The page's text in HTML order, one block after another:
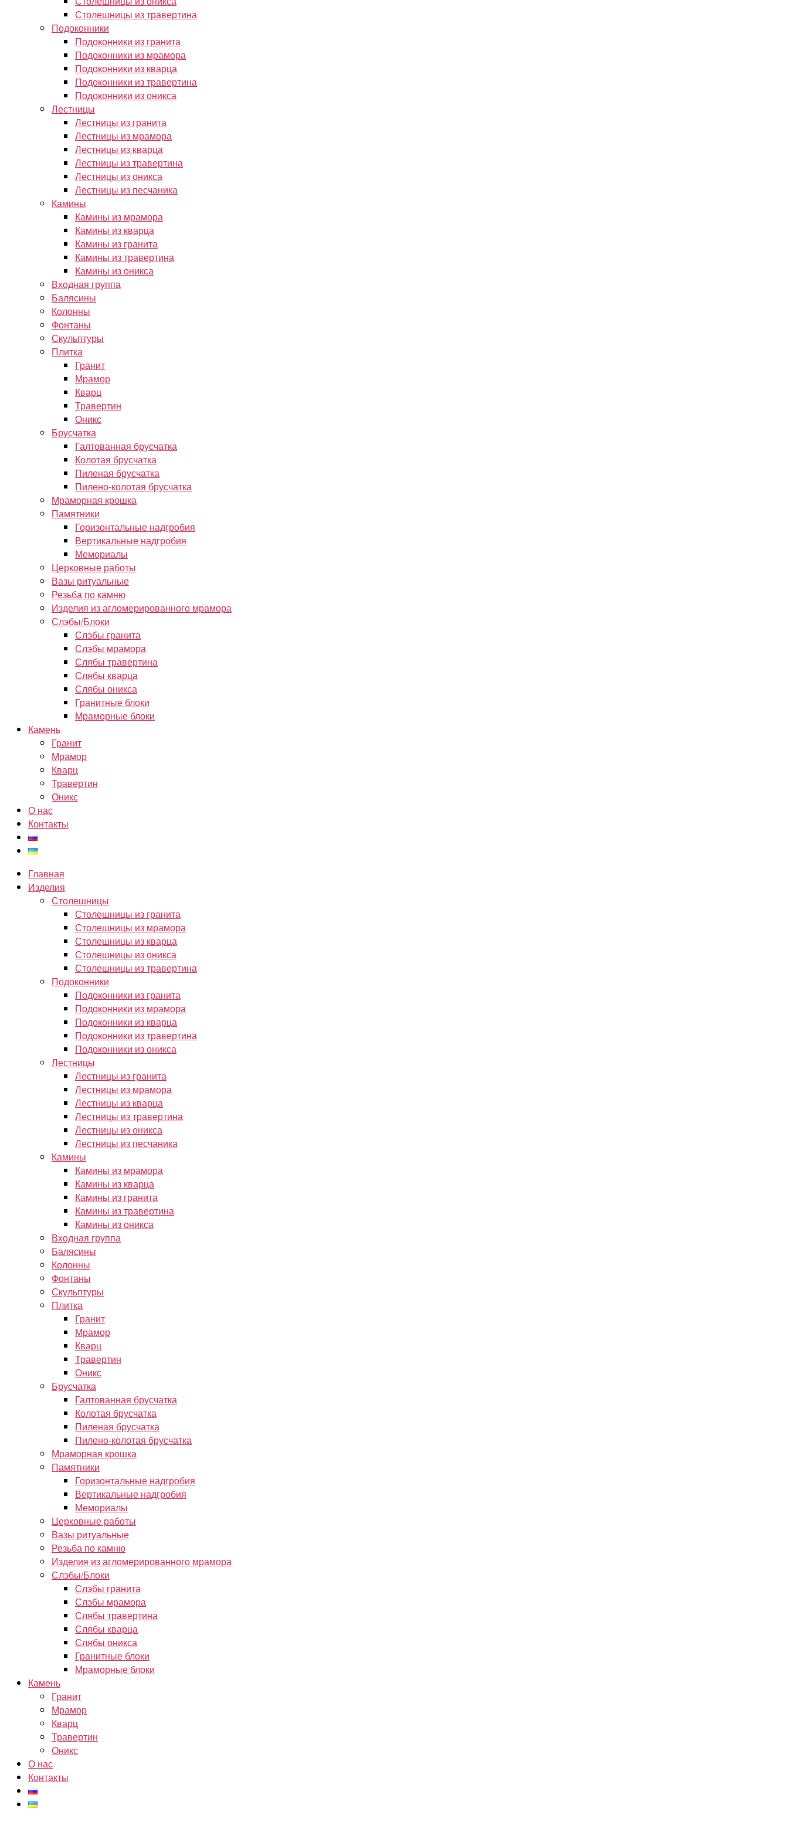
Столешницы из травертина
Подоконники
Подоконники из гранита
Подоконники из мрамора
Подоконники из кварца
Подоконники из травертина
Подоконники из оникса
Лестницы
Лестницы из гранита
Лестницы из мрамора
Лестницы из кварца
Лестницы из травертина
Лестницы из оникса
Лестницы из песчаника
Камины
Камины из мрамора
Камины из кварца
Камины из гранита
Камины из травертина
Камины из оникса
Входная группа
Балясины
Колонны
Фонтаны
Скульптуры
Плитка
Гранит
Мрамор
Кварц
Травертин
Оникс
Брусчатка
Галтованная брусчатка
Колотая брусчатка
Пиленая брусчатка
Пилено-колотая брусчатка
Мраморная крошка
Памятники
Горизонтальные надгробия
Вертикальные надгробия
Мемориалы
Церковные работы
Вазы ритуальные
Резьба по камню
Изделия из агломерированного мрамора
Слэбы/Блоки
Слэбы гранита
Слэбы мрамора
Слябы травертина
Слябы кварца
Слябы оникса
Гранитные блоки
Мраморные блоки
Камень
Гранит
Мрамор
Кварц
Травертин
Оникс
О нас
Контакты
Главная
Изделия
Столешницы
Столешницы из гранита
Столешницы из мрамора
Столешницы из кварца
Столешницы из оникса
Столешницы из травертина
Подоконники
Подоконники из гранита
Подоконники из мрамора
Подоконники из кварца
Подоконники из травертина
Подоконники из оникса
Лестницы
Лестницы из гранита
Лестницы из мрамора
Лестницы из кварца
Лестницы из травертина
Лестницы из оникса
Лестницы из песчаника
Камины
Камины из мрамора
Камины из кварца
Камины из гранита
Камины из травертина
Камины из оникса
Входная группа
Балясины
Колонны
Фонтаны
Скульптуры
Плитка
Гранит
Мрамор
Кварц
Травертин
Оникс
Брусчатка
Галтованная брусчатка
Колотая брусчатка
Пиленая брусчатка
Пилено-колотая брусчатка
Мраморная крошка
Памятники
Горизонтальные надгробия
Вертикальные надгробия
Мемориалы
Церковные работы
Вазы ритуальные
Резьба по камню
Изделия из агломерированного мрамора
Слэбы/Блоки
Слэбы гранита
Слэбы мрамора
Слябы травертина
Слябы кварца
Слябы оникса
Гранитные блоки
Мраморные блоки
Камень
Гранит
Мрамор
Кварц
Травертин
Оникс
О нас
Контакты